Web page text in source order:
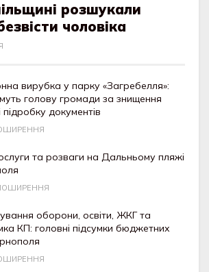
розшукали
чоловіка
вирубка у парку «Загребелля»:
голову громади за знищення
підробку документів
та розваги на Дальньому пляжі
оборони, освіти, ЖКГ та
КП: головні підсумки бюджетних